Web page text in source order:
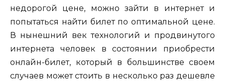
недорогой цене, можно зайти в интернет и
попытаться найти билет по оптимальной цене.
В нынешний век технологий и продвинутого
интернета человек в состоянии приобрести
онлайн-билет, который в большинстве своем
случаев может стоить в несколько раз дешевле